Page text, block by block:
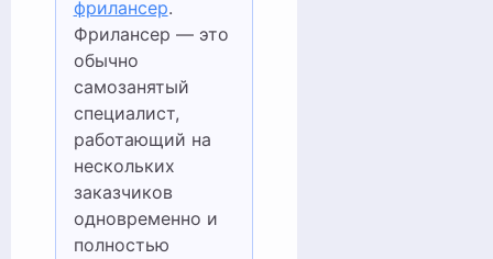
фрилансер.
Фрилансер — это
обычно
самозанятый
специалист,
работающий на
нескольких
заказчиков
одновременно и
полностью